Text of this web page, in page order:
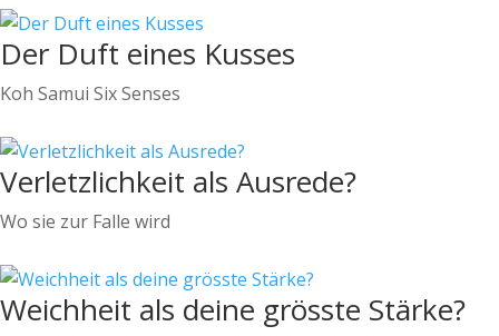
Der Duft eines Kusses
Koh Samui Six Senses
Verletzlichkeit als Ausrede?
Wo sie zur Falle wird
Weichheit als deine grösste Stärke?